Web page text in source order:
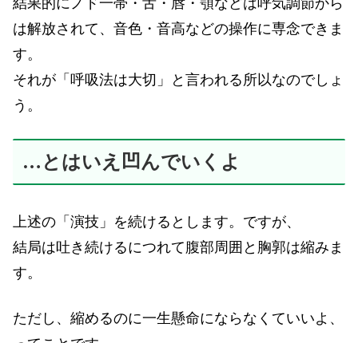
結果的にノド一帯・舌・唇・顎などは呼気調節から
は解放されて、音色・音高などの操作に専念できま
す。
それが「呼吸法は大切」と言われる所以なのでしょ
う。
…とはいえ凹んでいくよ
上述の「演技」を続けるとします。ですが、
結局は吐き続けるにつれて腹部周囲と胸郭は縮みま
す。
ただし、縮めるのに一生懸命にならなくていいよ、